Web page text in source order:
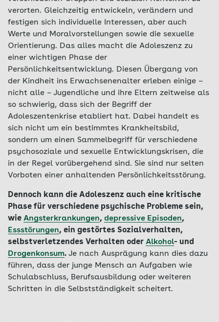
verorten. Gleichzeitig entwickeln, verändern und
festigen sich individuelle Interessen, aber auch
Werte und Moralvorstellungen sowie die sexuelle
Orientierung. Das alles macht die Adoleszenz zu
einer wichtigen Phase der
Persönlichkeitsentwicklung. Diesen Übergang von
der Kindheit ins Erwachsenenalter erleben einige –
nicht alle – Jugendliche und ihre Eltern zeitweise als
so schwierig, dass sich der Begriff der
Adoleszentenkrise etabliert hat. Dabei handelt es
sich nicht um ein bestimmtes Krankheitsbild,
sondern um einen Sammelbegriff für verschiedene
psychosoziale und sexuelle Entwicklungskrisen, die
in der Regel vorübergehend sind. Sie sind nur selten
Vorboten einer anhaltenden Persönlichkeitsstörung.
Dennoch kann die Adoleszenz auch eine kritische
Phase für verschiedene psychische Probleme sein,
wie Angsterkrankungen, depressive Episoden,
Essstörungen, ein gestörtes Sozialverhalten,
selbstverletzendes Verhalten oder Alkohol- und
Drogenkonsum. Je nach Ausprägung kann dies dazu
führen, dass der junge Mensch an Aufgaben wie
Schulabschluss, Berufsausbildung oder weiteren
Schritten in die Selbstständigkeit scheitert.